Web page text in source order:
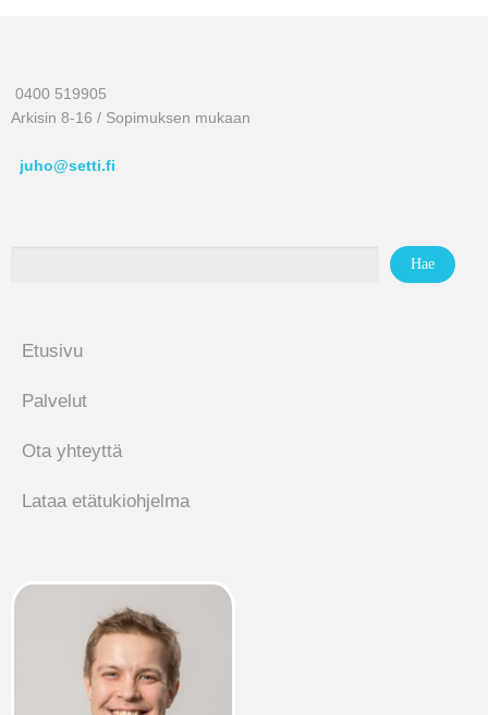
0400 519905
Arkisin 8-16 / Sopimuksen mukaan
juho@setti.fi
Etusivu
Palvelut
Ota yhteyttä
Lataa etätukiohjelma